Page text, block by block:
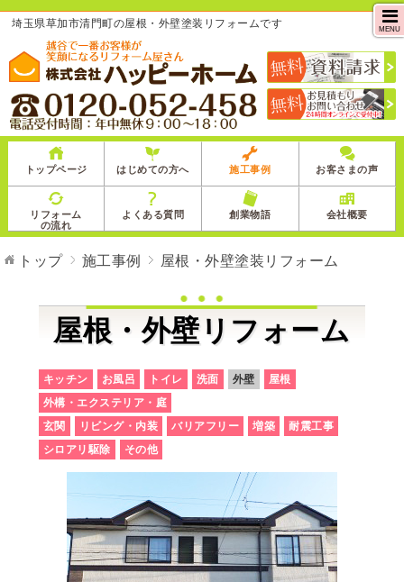
埼玉県草加市清門町の屋根・外壁塗装リフォームです MENU
トップページ はじめての方へ 施工事例 お客さまの声
リフォーム
の流れ
よくある質問 創業物語 会社概要
トップ 施工事例 屋根・外壁塗装リフォーム
屋根・外壁リフォーム
キッチン お風呂 トイレ 洗面 外壁
屋根
外構・エクステリア・庭
玄関
リビング・内装 バリアフリー 増築
耐震工事
シロアリ駆除
その他